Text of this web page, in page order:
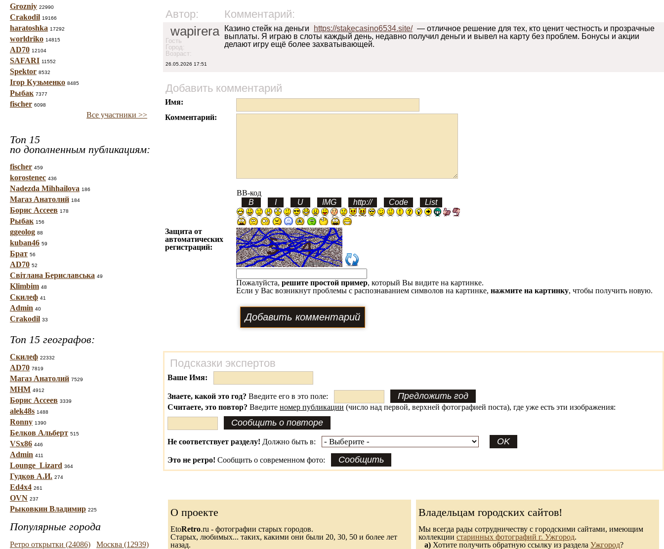
Grozniy 22990
Crakodil 19166
haratoshka 17292
worldriko 14815
AD70 12104
SAFARI 11552
Spektor 8532
Ігор Кузьменко 8485
Рыбак 7377
fischer 6098
Все участники >>
Топ 15
по дополненным публикациям:
fischer 459
korostenec 436
Nadezda Mihhailova 186
Магаз Анатолий 184
Борис Ассеев 178
Рыбак 156
ggeolog 88
kuban46 59
Брат 56
AD70 52
Світлана Бериславська 49
Klimbim 48
Скилеф 41
Admin 40
Crakodil 33
Топ 15 географов:
Скилеф 22332
AD70 7819
Магаз Анатолий 7529
МНМ 4912
Борис Ассеев 3339
alek48s 1488
Ronny 1390
Белков Альберт 515
VSx86 446
Admin 411
Lounge_Lizard 364
Гудков А.И. 274
Ed4x4 261
OVN 237
Рыковкин Владимир 225
Популярные города
Ретро открытки (24086) Москва (12939)
Автор: Комментарий:
wapirera
Гость
Город:
Возраст:
Казино стейк на деньги https://stakecasino6534.site/ — отличное решение для тех, кто ценит честность и прозрачные
выплаты. Я играю в слоты каждый день, недавно получил деньги и вывел на карту без проблем. Бонусы и акции
делают игру ещё более захватывающей.
26.05.2026 17:51
Добавить комментарий
Имя:
Комментарий:
BB-код
Защита от
автоматических
регистраций:
Пожалуйста, решите простой пример, который Вы видите на картинке.
Если у Вас возникнут проблемы с распознаванием символов на картинке, нажмите на картинку, чтобы получить новую.
Подсказки экспертов
Ваше Имя:
Знаете, какой это год? Введите его в это поле:
Считаете, это повтор? Введите номер публикации (число над первой, верхней фотографией поста), где уже есть эти изображения:
Не соответствует разделу! Должно быть в:
Это не ретро! Сообщить о современном фото:
О проекте
EtoRetro.ru - фотографии старых городов.
Старых, любимых... таких, какими они были 20, 30, 50 и более лет
назад.
Владельцам городских сайтов!
Мы всегда рады сотрудничеству с городскими сайтами, имеющим
коллекции старинных фотографий г. Ужгород.
а) Хотите получить обратную ссылку из раздела Ужгород?